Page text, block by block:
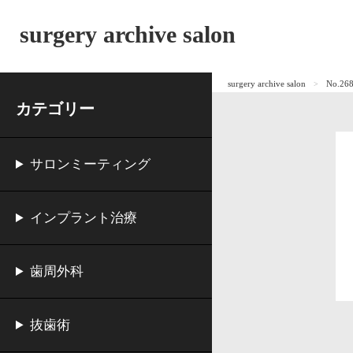
surgery archive salon
カテゴリー
サロンミーティング
インプラント治療
歯周外科
抜歯術
surgery archive salon